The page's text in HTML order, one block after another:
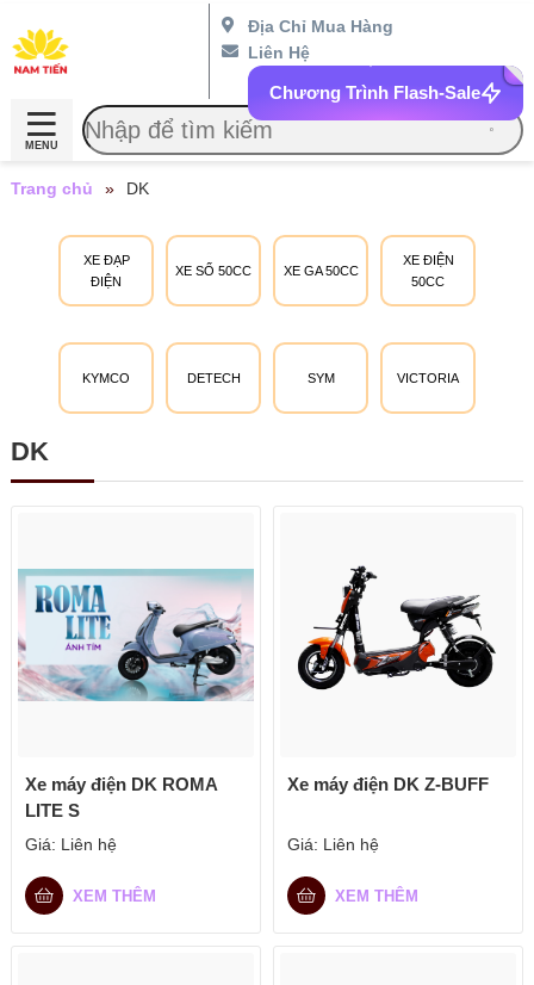
Địa Chỉ Mua Hàng
Liên Hệ
Chương Trình Flash-Sale
MENU
XE ĐẠP
ĐIỆN
XE SỐ 50CC XE GA 50CC
XE ĐIỆN
50CC
KYMCO DETECH SYM VICTORIA
Trang chủ » DK
DK
Xe máy điện DK ROMA
LITE S
Giá: Liên hệ
XEM THÊM
Xe máy điện DK Z-BUFF
Giá: Liên hệ
XEM THÊM